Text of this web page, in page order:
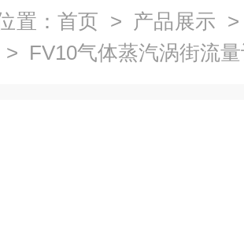
置： 首页 > 产品展示
> FV10气体蒸汽涡街流